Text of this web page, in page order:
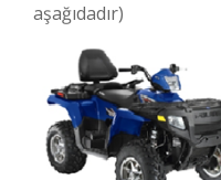
aşağıdadır)